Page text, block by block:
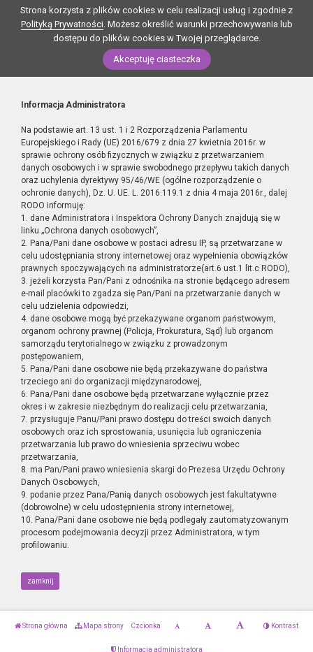
Strona korzysta z plików cookies w celu realizacji usług i zgodnie z
Polityką Prywatności. Możesz określić warunki przechowywania lub
dostępu do plików cookies w Twojej przeglądarce.
Akceptuję ciasteczka
Informacja Administratora
Na podstawie art. 13 ust. 1 i 2 Rozporządzenia Parlamentu
Europejskiego i Rady (UE) 2016/679 z dnia 27 kwietnia 2016r. w
sprawie ochrony osób fizycznych w związku z przetwarzaniem
danych osobowych i w sprawie swobodnego przepływu takich danych
oraz uchylenia dyrektywy 95/46/WE (ogólne rozporządzenie o
ochronie danych), Dz. U. UE. L. 2016.119.1 z dnia 4 maja 2016r., dalej
RODO informuję:
1. dane Administratora i Inspektora Ochrony Danych znajdują się w
linku „Ochrona danych osobowych”,
2. Pana/Pani dane osobowe w postaci adresu IP, są przetwarzane w
celu udostępniania strony internetowej oraz wypełnienia obowiązków
prawnych spoczywających na administratorze(art.6 ust.1 lit.c RODO),
3. jeżeli korzysta Pan/Pani z odnośnika na stronie będącego adresem
e-mail placówki to zgadza się Pan/Pani na przetwarzanie danych w
celu udzielenia odpowiedzi,
4. dane osobowe mogą być przekazywane organom państwowym,
organom ochrony prawnej (Policja, Prokuratura, Sąd) lub organom
samorządu terytorialnego w związku z prowadzonym
postępowaniem,
5. Pana/Pani dane osobowe nie będą przekazywane do państwa
trzeciego ani do organizacji międzynarodowej,
6. Pana/Pani dane osobowe będą przetwarzane wyłącznie przez
okres i w zakresie niezbędnym do realizacji celu przetwarzania,
7. przysługuje Panu/Pani prawo dostępu do treści swoich danych
osobowych oraz ich sprostowania, usunięcia lub ograniczenia
przetwarzania lub prawo do wniesienia sprzeciwu wobec
przetwarzania,
8. ma Pan/Pani prawo wniesienia skargi do Prezesa Urzędu Ochrony
Danych Osobowych,
9. podanie przez Pana/Panią danych osobowych jest fakultatywne
(dobrowolne) w celu udostępnienia strony internetowej,
10. Pana/Pani dane osobowe nie będą podlegały zautomatyzowanym
procesom podejmowania decyzji przez Administratora, w tym
profilowaniu.
zamknij
Strona główna Mapa strony Czcionka Kontrast
Informacja administratora